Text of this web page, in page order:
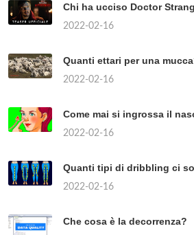
Chi ha ucciso Doctor
2022-02-16
Quanti ettari per una
2022-02-16
Come mai si ingrossa il
2022-02-16
Quanti tipi di dribbling ci
2022-02-16
Che cosa è la decorrenza?